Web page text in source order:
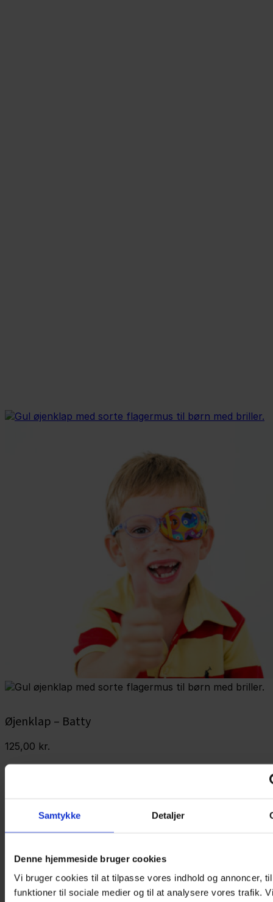
Samtykke Detaljer
Denne hjemmeside bruger cookies
Vi bruger cookies til at tilpasse vores indhold og annoncer,
funktioner til sociale medier og til at analysere vores trafik.
Øjenklap – Batty
125,00 kr.
Øjenklap med flagermus fra Kay Fun Patch, der passer
–
Batty
antal
Tilføj til kurv
Varenummer (SKU):KF-BR-K-0006 Kategori:
Øjenklapper til børn med briller